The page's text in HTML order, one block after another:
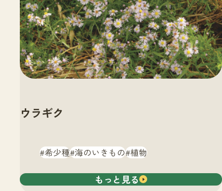
ウラギク
希少種 海のいきもの 植物
もっと見る